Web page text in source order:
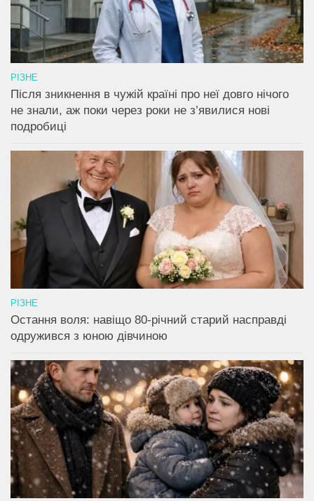
РІЗНЕ
Після зникнення в чужій країні про неї довго нічого
не знали, аж поки через роки не з’явилися нові
подробиці
РІЗНЕ
Остання воля: навіщо 80-річний старий насправді
одружився з юною дівчиною